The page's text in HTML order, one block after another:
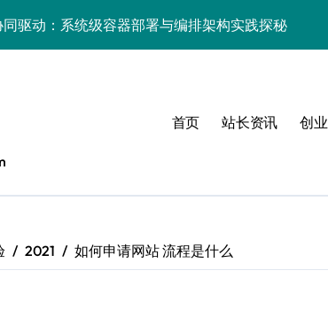
驱动：系统级容器部署与编排架构实践探秘
航，编排策略赋能：打造服务器高效运维新生态
编排优化：赋能高效运维
编排：重塑服务器管理新范式
大模型平台安全运营实战
路径：模式创新与平台化双轮驱动
首页 站长资讯 创业
2021 如何申请网站 流程是什么